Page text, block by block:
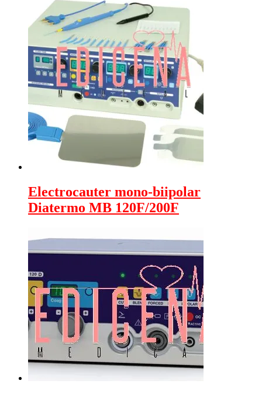
Electrocauter mono-biipolar
Diatermo MB 120F/200F